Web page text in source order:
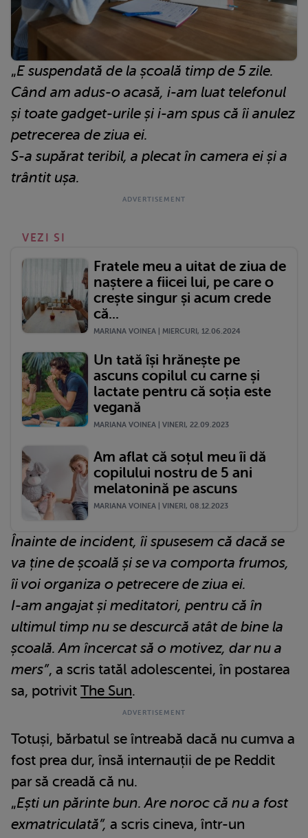
„E suspendată de la școală timp de 5 zile.
Când am adus-o acasă, i-am luat telefonul
și toate gadget-urile și i-am spus că îi anulez
petrecerea de ziua ei.
S-a supărat teribil, a plecat în camera ei și a
trântit ușa.
VEZI SI
Fratele meu a uitat de ziua de
naștere a fiicei lui, pe care o
crește singur și acum crede
că...
MARIANA VOINEA | MIERCURI, 12.06.2024
Un tată își hrănește pe
ascuns copilul cu carne și
lactate pentru că soția este
vegană
MARIANA VOINEA | VINERI, 22.09.2023
Am aflat că soțul meu îi dă
copilului nostru de 5 ani
melatonină pe ascuns
MARIANA VOINEA | VINERI, 08.12.2023
Înainte de incident, îi spusesem că dacă se
va ține de școală și se va comporta frumos,
îi voi organiza o petrecere de ziua ei.
I-am angajat și meditatori, pentru că în
ultimul timp nu se descurcă atât de bine la
școală. Am încercat să o motivez, dar nu a
mers”, a scris tatăl adolescentei, în postarea
sa, potrivit The Sun.
Totuși, bărbatul se întreabă dacă nu cumva a
fost prea dur, însă internauții de pe Reddit
par să creadă că nu.
„Ești un părinte bun. Are noroc că nu a fost
exmatriculată”, a scris cineva, într-un